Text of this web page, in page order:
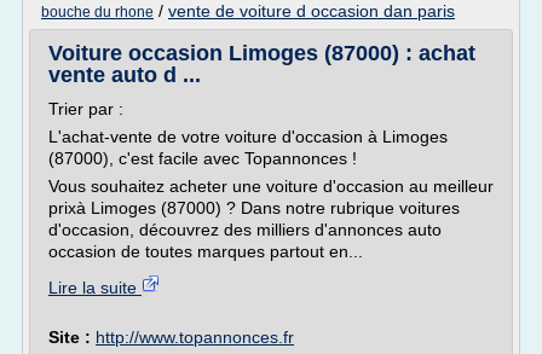
bouche du rhone / vente de voiture d occasion dan paris
Voiture occasion Limoges (87000) : achat
vente auto d ...
Trier par :
L'achat-vente de votre voiture d'occasion à Limoges
(87000), c'est facile avec Topannonces !
Vous souhaitez acheter une voiture d'occasion au meilleur
prixà Limoges (87000) ? Dans notre rubrique voitures
d'occasion, découvrez des milliers d'annonces auto
occasion de toutes marques partout en...
Lire la suite
Site : http://www.topannonces.fr